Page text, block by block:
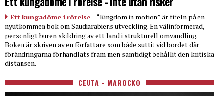
Ett kungadöme i rörelse– “Kingdom in motion” är titeln på en
nyutkommen bok om Saudiarabiens utveckling. En välinformerad,
personligt buren skildring av ett land i strukturell omvandling.
Boken är skriven av en författare som både suttit vid bordet där
förändringarna förhandlats fram men samtidigt behållit den kritiska
distansen.
CEUTA - MAROCKO